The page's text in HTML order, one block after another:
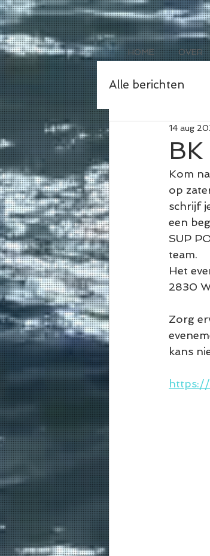
HOME OVER
Alle berichten
14 aug
Kom
op
schrijf
een
SUP
team.
Het
2830
Zorg
kans